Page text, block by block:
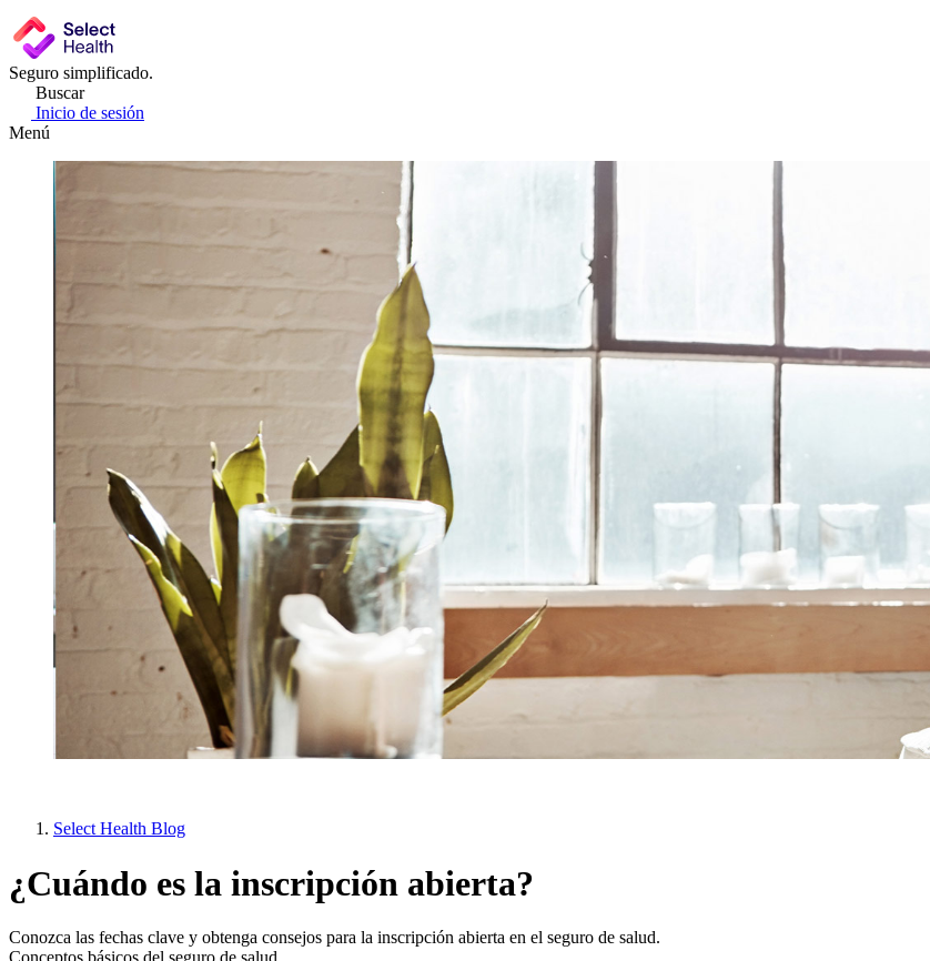
Seguro simplificado.
Buscar
Inicio de sesión
Menú
Select Health Blog
¿Cuándo es la inscripción abierta?
Conozca las fechas clave y obtenga consejos para la inscripción abierta en el seguro de salud.